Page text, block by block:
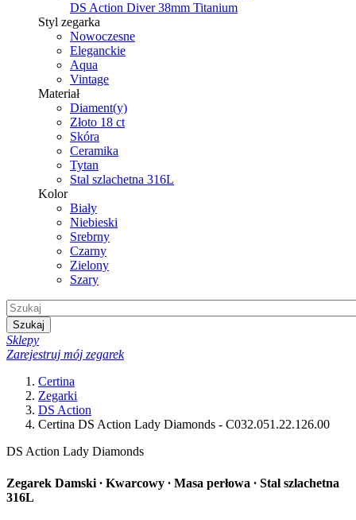
DS Action Diver 38mm Titanium
Styl zegarka
Nowoczesne
Eleganckie
Aqua
Vintage
Materiał
Diament(y)
Złoto 18 ct
Skóra
Ceramika
Tytan
Stal szlachetna 316L
Kolor
Biały
Niebieski
Srebrny
Czarny
Zielony
Szary
Szukaj
Sklepy
Zarejestruj mój zegarek
Certina
Zegarki
DS Action
Certina DS Action Lady Diamonds - C032.051.22.126.00
DS Action Lady Diamonds
Zegarek Damski ∙ Kwarcowy ∙ Masa perłowa ∙ Stal szlachetna
316L